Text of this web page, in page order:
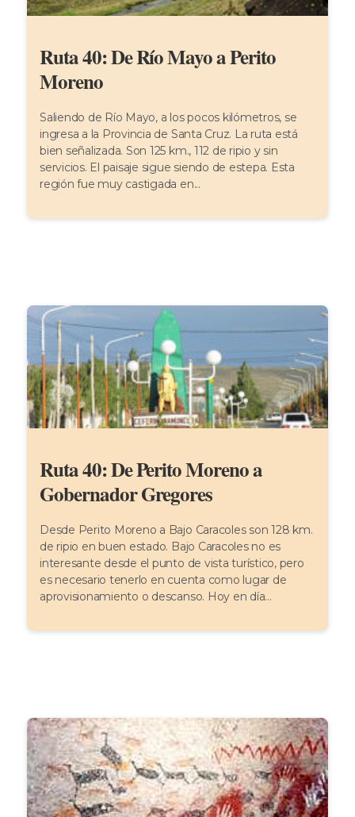
Ruta 40: De Río Mayo a Perito
Moreno
Saliendo de Río Mayo, a los pocos kilómetros, se
ingresa a la Provincia de Santa Cruz. La ruta está
bien señalizada. Son 125 km., 112 de ripio y sin
servicios. El paisaje sigue siendo de estepa. Esta
región fue muy castigada en...
Ruta 40: De Perito Moreno a
Gobernador Gregores
Desde Perito Moreno a Bajo Caracoles son 128 km.
de ripio en buen estado. Bajo Caracoles no es
interesante desde el punto de vista turístico, pero
es necesario tenerlo en cuenta como lugar de
aprovisionamiento o descanso. Hoy en día...